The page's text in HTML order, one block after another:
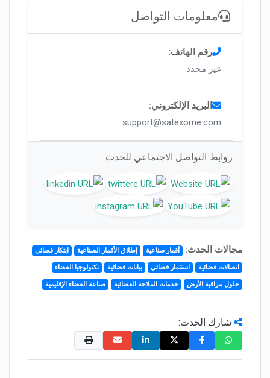
معلومات التواصل
رقم الهاتف:
غير محدد
البريد الإلكتروني:
support@satexome.com
روابط التواصل الاجتماعي للحدث
مجالات الحدث: أقمار صناعية إطلاق الأقمار الصناعية ابتكار فضائي
اتصالات فضائية استثمار فضائي بيانات فضائية تكنولوجيا الفضاء
حلول مراقبة الأرض خدمات الملاحة الفضائية صناعة الفضاء الإقليمية
شارك الحدث: